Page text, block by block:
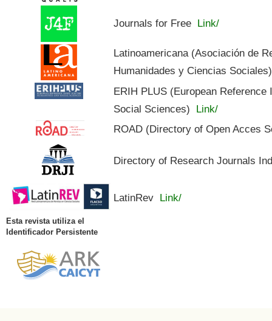
Journals for Free Link/
Latinoamericana (Asociación de
Humanidades y Ciencias Sociales)
ERIH PLUS (European
Social Sciences) Link/
ROAD (Directory of Open Acces
Directory of Research Journals
LatinRev Link/
Esta revista utiliza el
Identificador Persistente